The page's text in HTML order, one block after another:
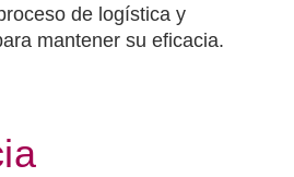
de logística y
mantener su eficacia.